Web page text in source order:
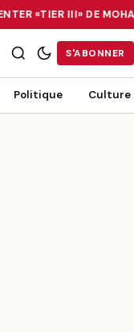
«TIER III» DE
DE MOHAMMADIA, UN
S'ABONNER
Politique Culture